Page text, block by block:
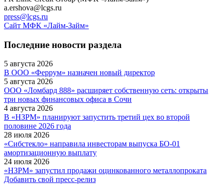
a.ershova@lcgs.ru
press@lcgs.ru
Сайт МФК «Лайм-Займ»
Последние новости раздела
5 августа 2026
В ООО «Феррум» назначен новый директор
5 августа 2026
ООО «Ломбард 888» расширяет собственную сеть: открыты
три новых финансовых офиса в Сочи
4 августа 2026
В «НЗРМ» планируют запустить третий цех во второй
половине 2026 года
28 июля 2026
«Сибстекло» направила инвесторам выпуска БО-01
амортизационную выплату
24 июля 2026
«НЗРМ» запустил продажи оцинкованного металлопроката
Добавить свой пресс-релиз